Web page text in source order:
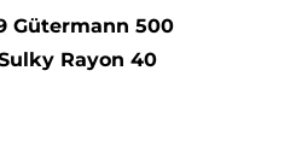
Gütermann 500
Rayon 40